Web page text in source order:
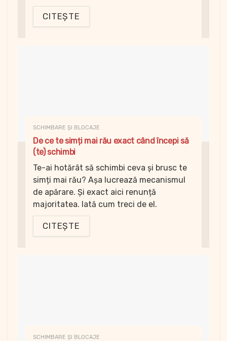
CITEȘTE
SCHIMBARE ȘI BLOCAJE
De ce te simți mai rău exact când începi să
(te) schimbi
Te-ai hotărât să schimbi ceva și brusc te
simți mai rău? Așa lucrează mecanismul
de apărare. Și exact aici renunță
majoritatea. Iată cum treci de el.
CITEȘTE
SCHIMBARE ȘI BLOCAJE